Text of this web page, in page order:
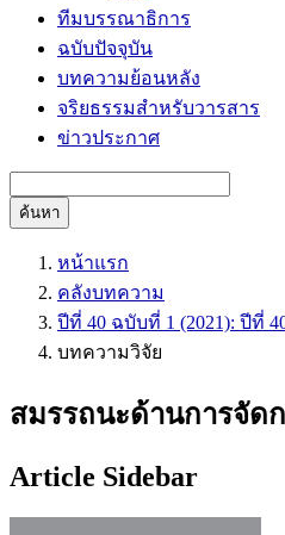
ทีมบรรณาธิการ
ฉบับปัจจุบัน
บทความย้อนหลัง
จริยธรรมสำหรับวารสาร
ข่าวประกาศ
ค้นหา
หน้าแรก
คลังบทความ
ปีที่ 40 ฉบับที่ 1 (2021): ปีที่
บทความวิจัย
สมรรถนะด้านการจัด
Article Sidebar